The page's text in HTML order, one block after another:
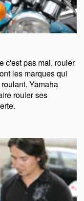
c'est pas mal, rouler
les marques qui
Yamaha
rouler ses